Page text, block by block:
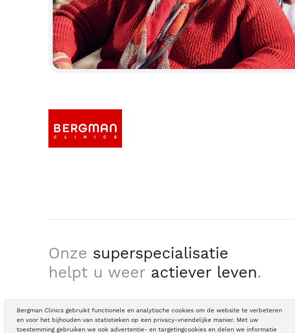
Bergman Clinics gebruikt functionele en analytische cookies om de website te verbeteren
en voor het bijhouden van statistieken op een privacy-vriendelijke manier. Met uw
toestemming gebruiken we ook advertentie- en targetingcookies en delen we informatie
Onze superspecialisatie
helpt u weer actiever leven.